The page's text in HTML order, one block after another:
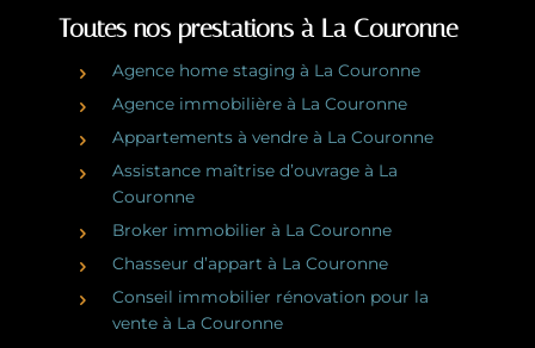
Toutes nos prestations à La Couronne
Agence home staging à La Couronne
Agence immobilière à La Couronne
Appartements à vendre à La Couronne
Assistance maîtrise d’ouvrage à La
Couronne
Broker immobilier à La Couronne
Chasseur d’appart à La Couronne
Conseil immobilier rénovation pour la
vente à La Couronne